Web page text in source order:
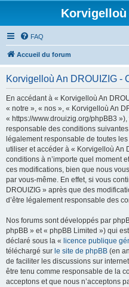
Korvigelloù
FAQ
Accueil du forum
Korvigelloù An DROUIZIG -
En accédant à « Korvigelloù An
« notre », « nos », « Korvigelloù An
« https://www.drouizig.org/phpBB3
responsable des conditions
légalement responsable de toutes
utiliser et accéder à « Korvigelloù An
conditions à n’importe quel moment
ces modifications, bien que nous
par vous-même. En effet, si vous
DROUIZIG » après que des
d’être légalement responsable des
Nos forums sont développés par
phpBB » et « phpBB Limited ») qui
déclaré sous la « licence publique
téléchargé sur le site de phpBB (en
de faciliter les discussions sur
être tenu comme responsable de la
acceptons et que nous n’acceptons